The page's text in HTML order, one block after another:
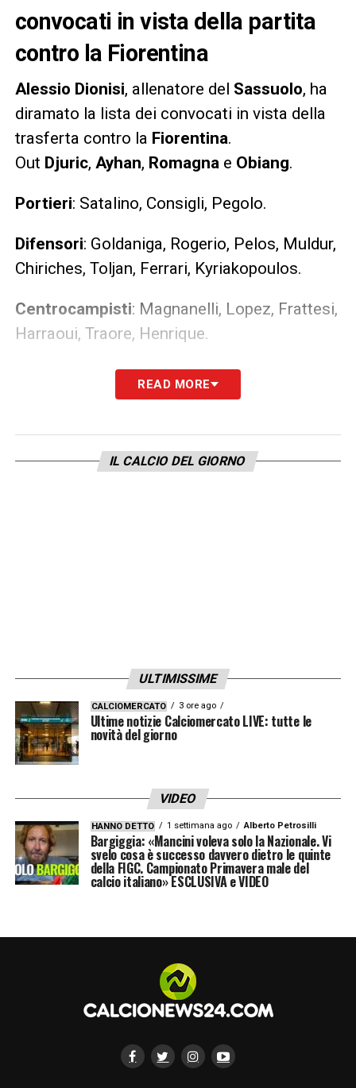
convocati in vista della partita
contro la Fiorentina
Alessio Dionisi, allenatore del Sassuolo, ha
diramato la lista dei convocati in vista della
trasferta contro la Fiorentina.
Out Djuric, Ayhan, Romagna e Obiang.
Portieri: Satalino, Consigli, Pegolo.
Difensori: Goldaniga, Rogerio, Pelos, Muldur,
Chiriches, Toljan, Ferrari, Kyriakopoulos.
Centrocampisti: Magnanelli, Lopez, Frattesi,
Harraoui, Traore, Henrique.
: Boga, Raspadori, Berardi,
Scamacca, Defrel.
LA PLAYLIST DELLE NOSTRE TOP NEWS
READ MORE
IL CALCIO DEL GIORNO
ULTIMISSIME
CALCIOMERCATO 3 ore ago
Ultime notizie Calciomercato LIVE: tutte le
novità del giorno
VIDEO
HANNO DETTO 1 settimana ago Alberto Petrosilli
Bargiggia: «Mancini voleva solo la Nazionale. Vi
svelo cosa è successo davvero dietro le quinte
della FIGC. Campionato Primavera male del
calcio italiano» ESCLUSIVA e VIDEO